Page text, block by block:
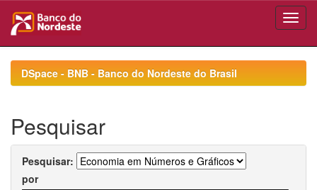
navigationDSpace - BNB - Banco do Nordeste do Brasil
Pesquisar
Pesquisar:
por